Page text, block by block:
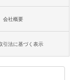
会社概要
引法に基づく表示